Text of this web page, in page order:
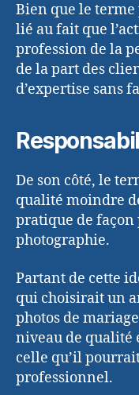
Bien que le terme
lié au fait que
profession de la
de la part des
d’expertise sans
De son côté, le
qualité moindre
pratique de
photographie.
Partant de cette
qui choisirait un
photos de
niveau de qualité
celle qu’il
professionnel.